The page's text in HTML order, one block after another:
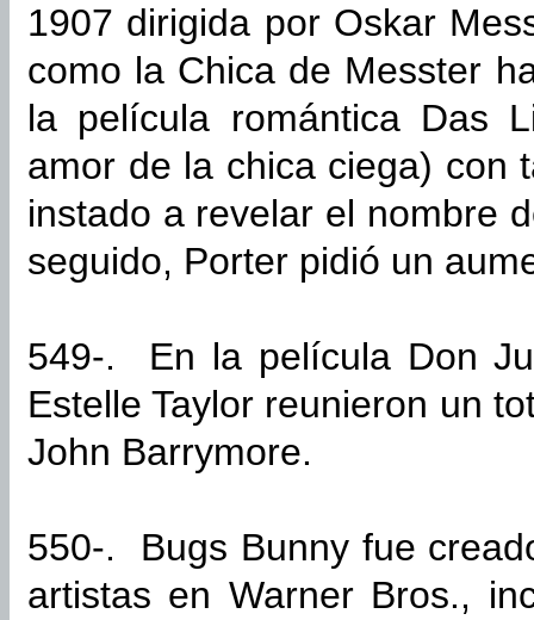
1907 dirigida por Oskar
como la Chica de Messter
la película romántica Das
amor de la chica ciega) con
instado a revelar el nombre
seguido, Porter pidió un
549-. En la película Don
Estelle Taylor reunieron un
John Barrymore.
550-. Bugs Bunny fue
artistas en Warner Bros.,